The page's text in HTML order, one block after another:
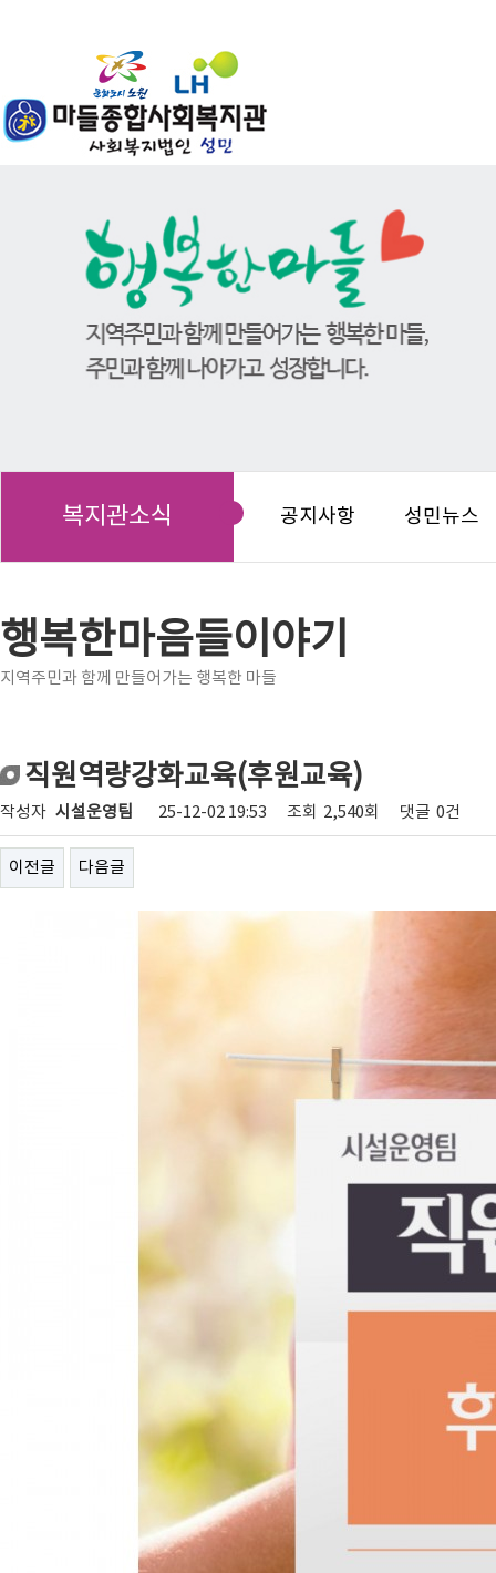
복지관소식 공지사항 성민뉴스
행복한마음들이야기
지역주민과 함께 만들어가는 행복한 마들
직원역량강화교육(후원교육)
작성자 시설운영팀 25-12-02 19:53 조회 2,540회 댓글 0건
이전글 다음글